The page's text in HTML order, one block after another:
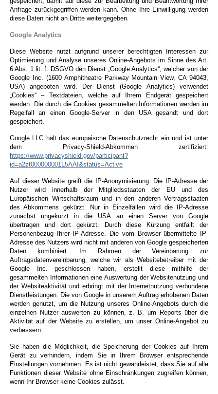
Anfrage zurückgegriffen werden kann. Ohne Ihre Einwilligung werden
diese Daten nicht an Dritte weitergegeben.
Google Analytics
Diese Website nutzt aufgrund unserer berechtigten Interessen zur
Optimierung und Analyse unseres Online-Angebots im Sinne des Art.
6 Abs. 1 lit. f. DSGVO den Dienst „Google Analytics“, welcher von der
Google Inc. (1600 Amphitheatre Parkway Mountain View, CA 94043,
USA) angeboten wird. Der Dienst (Google Analytics) verwendet
„Cookies“ – Textdateien, welche auf Ihrem Endgerät gespeichert
werden. Die durch die Cookies gesammelten Informationen werden im
Regelfall an einen Google-Server in den USA gesandt und dort
gespeichert.
Google LLC hält das europäische Datenschutzrecht ein und ist unter
dem Privacy-Shield-Abkommen zertifiziert:
https://www.privacyshield.gov/participant?
id=a2zt000000001L5AAI&status=Active
Auf dieser Website greift die IP-Anonymisierung. Die IP-Adresse der
Nutzer wird innerhalb der Mitgliedsstaaten der EU und des
Europäischen Wirtschaftsraum und in den anderen Vertragsstaaten
des Abkommens gekürzt. Nur in Einzelfällen wird die IP-Adresse
zunächst ungekürzt in die USA an einen Server von Google
übertragen und dort gekürzt. Durch diese Kürzung entfällt der
Personenbezug Ihrer IP-Adresse. Die vom Browser übermittelte IP-
Adresse des Nutzers wird nicht mit anderen von Google gespeicherten
Daten kombiniert.
Im Rahmen der Vereinbarung zur
Auftragsdatenvereinbarung, welche wir als Websitebetreiber mit der
Google Inc. geschlossen haben, erstellt diese mithilfe der
gesammelten Informationen eine Auswertung der Websitenutzung und
der Websiteaktivität und erbringt mit der Internetnutzung verbundene
Dienstleistungen. Die von Google in unserem Auftrag erhobenen Daten
werden genutzt, um die Nutzung unseres Online-Angebots durch die
einzelnen Nutzer auswerten zu können, z. B. um Reports über die
Aktivität auf der Website zu erstellen, um unser Online-Angebot zu
verbessern.
Sie haben die Möglichkeit, die Speicherung der Cookies auf Ihrem
Gerät zu verhindern, indem Sie in Ihrem Browser entsprechende
Einstellungen vornehmen. Es ist nicht gewährleistet, dass Sie auf alle
Funktionen dieser Website ohne Einschränkungen zugreifen können,
wenn Ihr Browser keine Cookies zulässt.